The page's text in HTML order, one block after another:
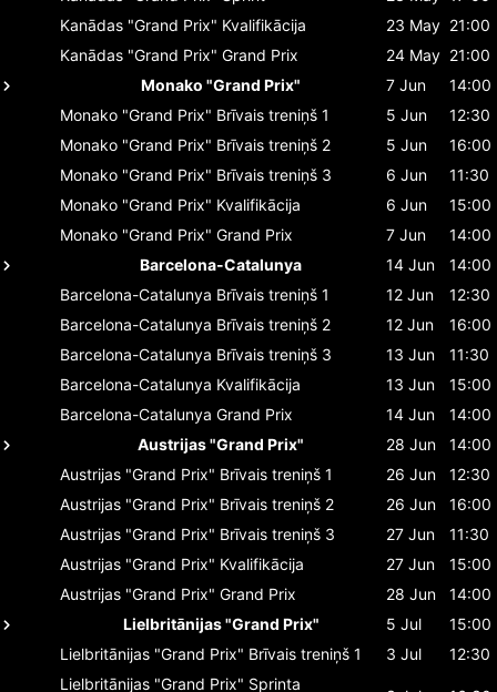
Kanādas "Grand Prix" Kvalifikācija 23 May 21:00
Kanādas "Grand Prix" Grand Prix 24 May 21:00
Monako "Grand Prix"
7 Jun
14:00
Monako "Grand Prix" Brīvais treniņš 1 5 Jun
12:30
Monako "Grand Prix" Brīvais treniņš 2 5 Jun
16:00
Monako "Grand Prix" Brīvais treniņš 3 6 Jun
11:30
Monako "Grand Prix" Kvalifikācija 6 Jun
15:00
Monako "Grand Prix" Grand Prix 7 Jun
14:00
Barcelona-Catalunya
14 Jun
14:00
Barcelona-Catalunya Brīvais treniņš 1 12 Jun
12:30
Barcelona-Catalunya Brīvais treniņš 2 12 Jun
16:00
Barcelona-Catalunya Brīvais treniņš 3 13 Jun
11:30
Barcelona-Catalunya Kvalifikācija 13 Jun
15:00
Barcelona-Catalunya Grand Prix 14 Jun
14:00
Austrijas "Grand Prix"
28 Jun
14:00
Austrijas "Grand Prix" Brīvais treniņš 1 26 Jun
12:30
Austrijas "Grand Prix" Brīvais treniņš 2 26 Jun
16:00
Austrijas "Grand Prix" Brīvais treniņš 3 27 Jun
11:30
Austrijas "Grand Prix" Kvalifikācija 27 Jun
15:00
Austrijas "Grand Prix" Grand Prix 28 Jun
14:00
Lielbritānijas "Grand Prix"
5 Jul
15:00
Lielbritānijas "Grand Prix" Brīvais treniņš 1 3 Jul
12:30
Lielbritānijas "Grand Prix" Sprinta